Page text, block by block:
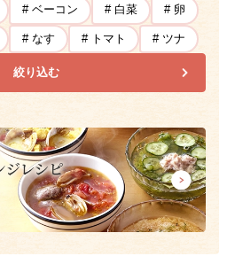
# ベーコン # 白菜 # 卵
# なす # トマト # ツナ
絞り込む